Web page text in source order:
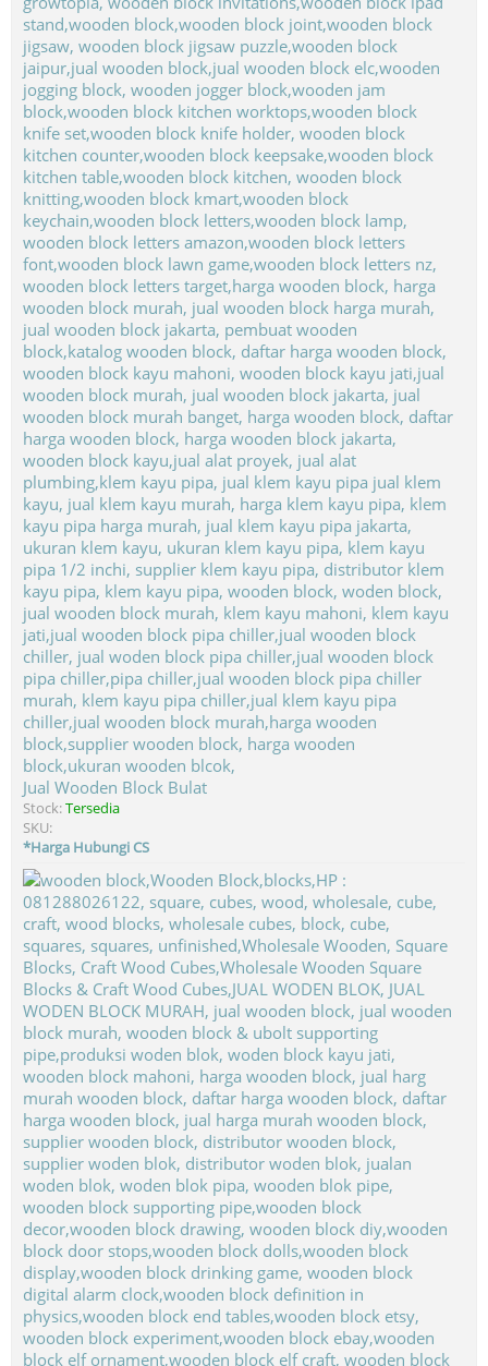
Jual Wooden Block Bulat
Stock:Tersedia
SKU:
*Harga Hubungi CS